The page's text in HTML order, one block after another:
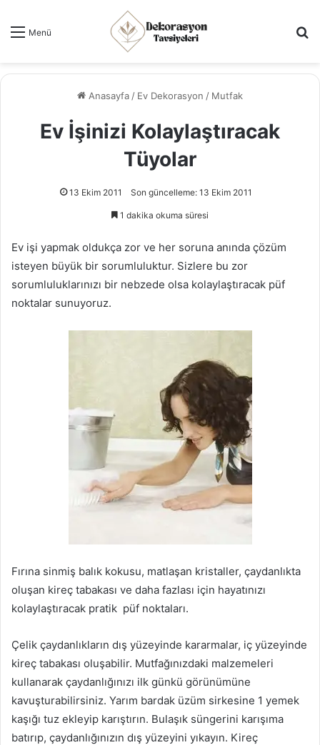
Menü
Anasayfa / Ev Dekorasyon / Mutfak
Ev İşinizi Kolaylaştıracak
Tüyolar
13 Ekim 2011 Son güncelleme: 13 Ekim 2011
1 dakika okuma süresi
Ev işi yapmak oldukça zor ve her soruna anında çözüm
isteyen büyük bir sorumluluktur. Sizlere bu zor
sorumluluklarınızı bir nebzede olsa kolaylaştıracak püf
noktalar sunuyoruz.
Fırına sinmiş balık kokusu, matlaşan kristaller, çaydanlıkta
oluşan kireç tabakası ve daha fazlası için hayatınızı
kolaylaştıracak pratik püf noktaları.
Çelik çaydanlıkların dış yüzeyinde kararmalar, iç yüzeyinde
kireç tabakası oluşabilir. Mutfağınızdaki malzemeleri
kullanarak çaydanlığınızı ilk günkü görünümüne
kavuşturabilirsiniz. Yarım bardak üzüm sirkesine 1 yemek
kaşığı tuz ekleyip karıştırın. Bulaşık süngerini karışıma
batırıp, çaydanlığınızın dış yüzeyini yıkayın. Kireç